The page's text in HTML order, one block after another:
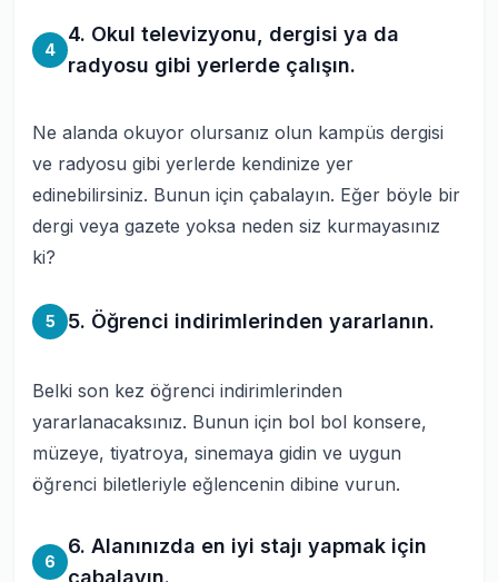
4
4. Okul televizyonu, dergisi ya da
radyosu gibi yerlerde çalışın.
Ne alanda okuyor olursanız olun kampüs dergisi
ve radyosu gibi yerlerde kendinize yer
edinebilirsiniz. Bunun için çabalayın. Eğer böyle bir
dergi veya gazete yoksa neden siz kurmayasınız
ki?
5 5. Öğrenci indirimlerinden yararlanın.
Belki son kez öğrenci indirimlerinden
yararlanacaksınız. Bunun için bol bol konsere,
müzeye, tiyatroya, sinemaya gidin ve uygun
öğrenci biletleriyle eğlencenin dibine vurun.
6
6. Alanınızda en iyi stajı yapmak için
çabalayın.